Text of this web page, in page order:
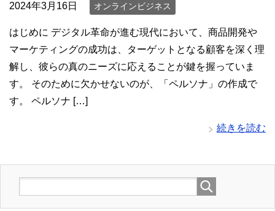
2024年3月16日 オンラインビジネス
はじめに デジタル革命が進む現代において、商品開発や
マーケティングの成功は、ターゲットとなる顧客を深く理
解し、彼らの真のニーズに応えることが鍵を握っていま
す。 そのために欠かせないのが、「ペルソナ」の作成で
す。 ペルソナ […]
続きを読む